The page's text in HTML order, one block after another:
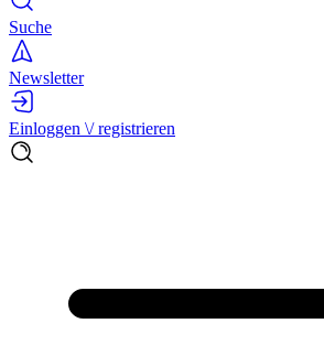
Suche
Newsletter
Einloggen \/ registrieren